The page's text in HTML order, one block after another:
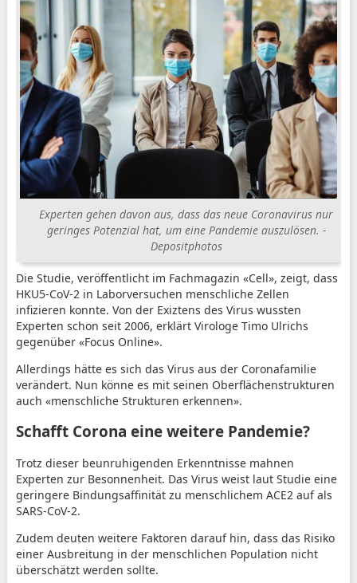
Experten gehen davon aus, dass das neue Coronavirus nur
geringes Potenzial hat, um eine Pandemie auszulösen. -
Depositphotos
Die Studie, veröffentlicht im Fachmagazin «Cell», zeigt, dass
HKU5-CoV-2 in Laborversuchen menschliche Zellen
infizieren konnte. Von der Exiztens des Virus wussten
Experten schon seit 2006, erklärt Virologe Timo Ulrichs
gegenüber «Focus Online».
Allerdings hätte es sich das Virus aus der Coronafamilie
verändert. Nun könne es mit seinen Oberflächenstrukturen
auch «menschliche Strukturen erkennen».
Schafft Corona eine weitere Pandemie?
Trotz dieser beunruhigenden Erkenntnisse mahnen
Experten zur Besonnenheit. Das Virus weist laut Studie eine
geringere Bindungsaffinität zu menschlichem ACE2 auf als
SARS-CoV-2.
Zudem deuten weitere Faktoren darauf hin, dass das Risiko
einer Ausbreitung in der menschlichen Population nicht
überschätzt werden sollte.